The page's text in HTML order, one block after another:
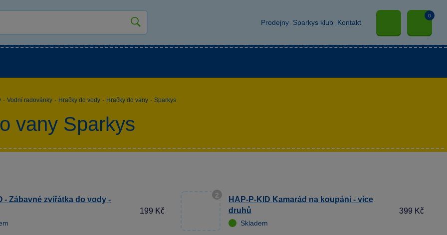
Prodejny Sparkys klub Kontakt
0
· Vodní radovánky · Hračky do vody · Hračky do vany · Sparkys
vany Sparkys
- Zábavné zvířátka do vody -
199 Kč
2
HAP-P-KID Kamarád na koupání - více
druhů
Skladem
399 Kč